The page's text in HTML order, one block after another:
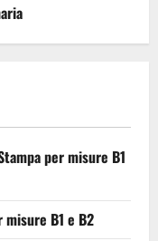
per misure B1
B1 e B2